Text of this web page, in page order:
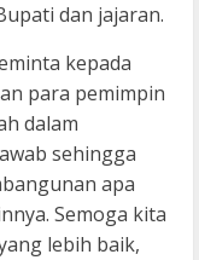
dan jajaran.
kepada
para pemimpin
dalam
sehingga
apa
Semoga kita
lebih baik,